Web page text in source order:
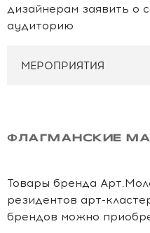
дизайнерам заявить о
аудиторию
МЕРОПРИЯТИЯ
ФЛАГМАНСКИЕ
Товары бренда
резидентов арт-
брендов можно